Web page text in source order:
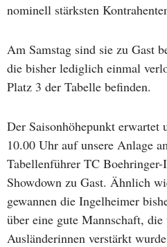
nominell stärksten
Am Samstag sind sie zu Gast
die bisher lediglich einmal
Platz 3 der Tabelle befinden.
Der Saisonhöhepunkt erwartet
10.00 Uhr auf unsere Anlage
Tabellenführer TC
Showdown zu Gast. Ähnlich
gewannen die Ingelheimer
über eine gute Mannschaft,
Ausländerinnen verstärkt